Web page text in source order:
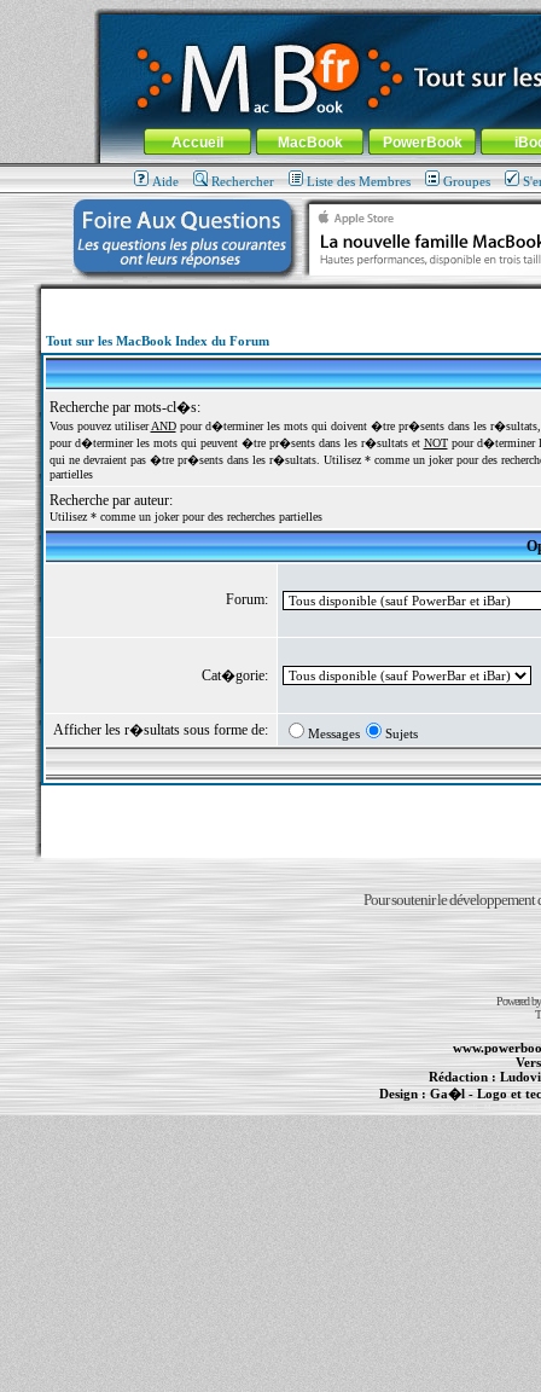
MacBook-fr.com : 100% Apple... 100% nomade !
Aller au contenu-Aller au menu général-Aller au menu de
Menu général
Accueil MacBook PowerBook
Aide Rechercher Liste des Membres Groupes
Tout sur les MacBook Index du Forum
Recherche par mots-cl�s:
Vous pouvez utiliserANDpour d�terminer les mots qui doivent �tre pr�sents dans les
pour d�terminer les mots qui peuvent �tre pr�sents dans les r�sultats et NOTpour d�terminer
qui ne devraient pas �tre pr�sents dans les r�sultats. Utilisez * comme un joker pour des
partielles
Recherche par auteur:
Utilisez * comme un joker pour des recherches partielles
Forum:
Cat�gorie:
Afficher les r�sultats sous forme de: Messages Sujets
Pour soutenir le développement
Powered
Rédaction :
Design : Ga�l- Logo et